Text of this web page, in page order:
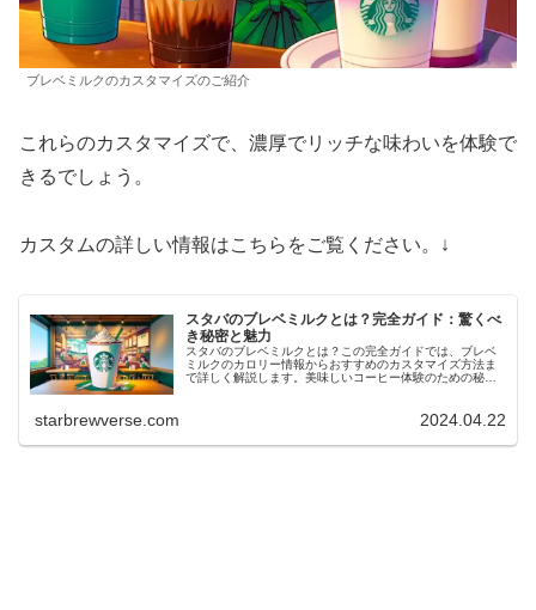
ブレベミルクのカスタマイズのご紹介
これらのカスタマイズで、濃厚でリッチな味わいを体験で
きるでしょう。
カスタムの詳しい情報はこちらをご覧ください。↓
スタバのブレベミルクとは？完全ガイド：驚くべ
き秘密と魅力
スタバのブレベミルクとは？この完全ガイドでは、ブレベ
ミルクのカロリー情報からおすすめのカスタマイズ方法ま
で詳しく解説します。美味しいコーヒー体験のための秘訣
starbrewverse.com 2024.04.22